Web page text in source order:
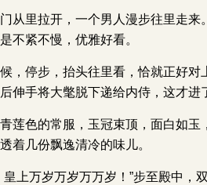
从里拉开，一个男人漫步往里走
不紧不慢，优雅好看。
，停步，抬头往里看，恰就正好
伸手将大氅脱下递给内侍，这才进
莲色的常服，玉冠束顶，面白如
着几份飘逸清冷的味儿。
皇上万岁万岁万万岁！”步至殿中